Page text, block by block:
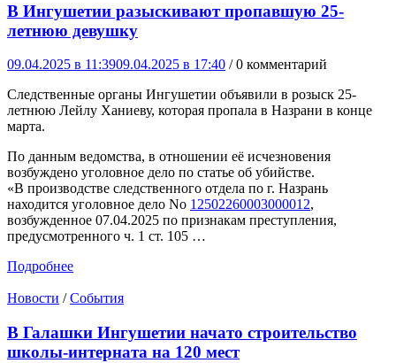
В Ингушетии разыскивают пропавшую 25-
летнюю девушку
09.04.2025 в 11:3909.04.2025 в 17:40 / 0 комментарий
Следственные органы Ингушетии объявили в розыск 25-
летнюю Лейлу Ханиеву, которая пропала в Назрани в конце
марта.
По данным ведомства, в отношении её исчезновения
возбуждено уголовное дело по статье об убийстве.
«В производстве следственного отдела по г. Назрань
находится уголовное дело No 12502260003000012,
возбужденное 07.04.2025 по признакам преступления,
предусмотренного ч. 1 ст. 105 …
Подробнее
Новости /События
В Галашки Ингушетии начато строительство
школы-интерната на 120 мест